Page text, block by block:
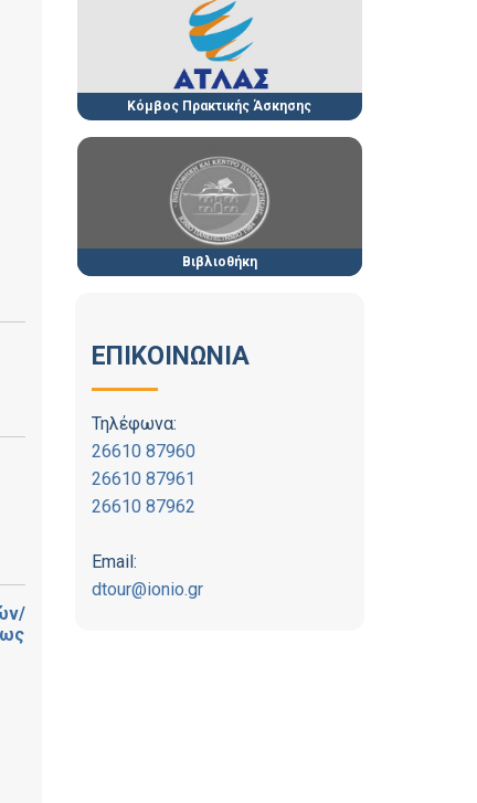
Κόμβος Πρακτικής Άσκησης
Βιβλιοθήκη
ΕΠΙΚΟΙΝΩΝΙΑ
Τηλέφωνα:
26610 87960
26610 87961
26610 87962
Email:
dtour@ionio.gr